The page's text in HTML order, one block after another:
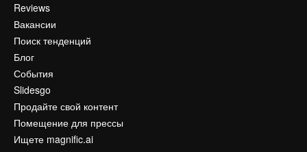
Reviews
Вакансии
Поиск тенденций
Блог
События
Slidesgo
Продайте свой контент
Помещение для прессы
Ищете magnific.ai